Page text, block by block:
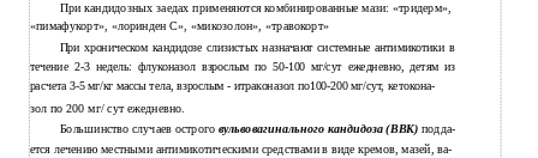
При кандидозных заедах применяются комбинированные мази: «тридерм»,
«пимафукорт», «лоринден С», «микозолон», «травокорт»
При хроническом кандидозе слизистых назначают системные антимикотики в
течение 2-3 недель: флуконазол взрослым по 50-100 мг/сут ежедневно, детям из
расчета 3-5 мг/кг массы тела, взрослым - итраконазол по100-200 мг/сут, кетокона-
зол по 200 мг/ сут ежедневно.
Большинство случаев остроговульвовагинального кандидоза (ВВК)подда-
ется лечению местными антимикотическими средствами в виде кремов, мазей, ва-